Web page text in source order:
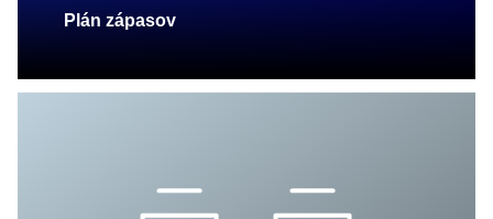
Plán zápasov